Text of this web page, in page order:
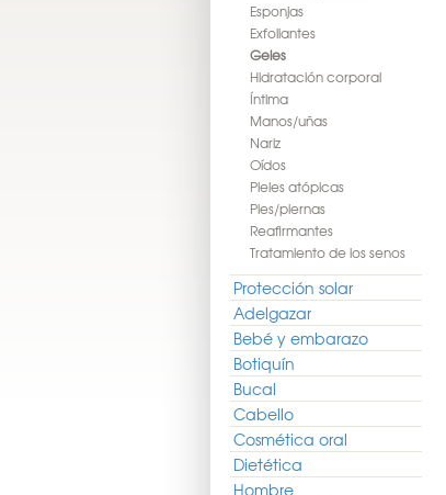
Esponjas
Exfoliantes
Geles
Hidratación corporal
Íntima
Manos/uñas
Nariz
Oídos
Pieles atópicas
Pies/piernas
Reafirmantes
Tratamiento de los senos
Protección solar
Adelgazar
Bebé y embarazo
Botiquín
Bucal
Cabello
Cosmética oral
Dietética
Hombre
Visline Gotas Humectantes
con Acido Hialuronico (Ahora